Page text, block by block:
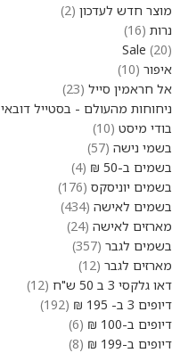
מוצר חדש לעדכון 2
נרות 16
Sale 20
איפור 10
אל חראמין סייל 23
ניחוחות מהעולם - בסטייל דובאי
בודי מיסט 10
בשמי נישה 57
בשמים ב-50 ₪
4
בשמים יוניסקס 176
בשמים לאישה 434
מארזים לאישה 24
בשמים לגבר 357
מארזים לגבר 12
דאו גלקסי 3 ב 50 ש"ח
12
דיופים 3 ב- 195 ₪
192
דיופים ב-100 ₪
6
דיופים ב-199 ₪
8